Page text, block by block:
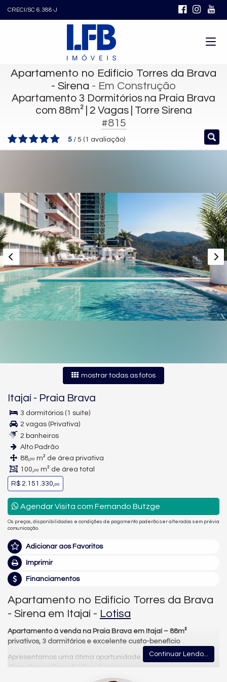
CRECI/SC 6.388-J
Apartamento no Edifício Torres da Brava
- Sirena - Em Construção
Apartamento 3 Dormitórios na Praia Brava
com 88m² | 2 Vagas | Torre Sirena
#815
5 / 5 ( 1 avaliação)
mostrar todas as fotos
Itajaí - Praia Brava
3 dormitórios (1 suíte)
2 vagas (Privativa)
2 banheiros
Alto Padrão
88,00 m² de área privativa
100,00 m² de área total
R$ 2.151.330,00
Agendar Visita com Fernando Butzge
Os preços, disponibilidades e condições de pagamento poderão ser alterados sem prévia
comunicação.
Adicionar aos Favoritos
Imprimir
Financiamentos
Apartamento no Edifício Torres da Brava
- Sirena em Itajaí - Lotisa
Apartamento à venda na Praia Brava em Itajaí – 88m²
privativos, 3 dormitórios e excelente custo-benefício
Apresentamos uma ótima oportunidade no Torres da Brava –
Torre Sirena (Torre B | Tipo 1) , localizado em uma das regiões
mais desejadas do litoral catarinense: a Praia Brava.
Continuar Lendo...